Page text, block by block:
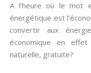
A l’heure où le mot
énergétique est
convertir aux
économique en
naturelle, gratuite?